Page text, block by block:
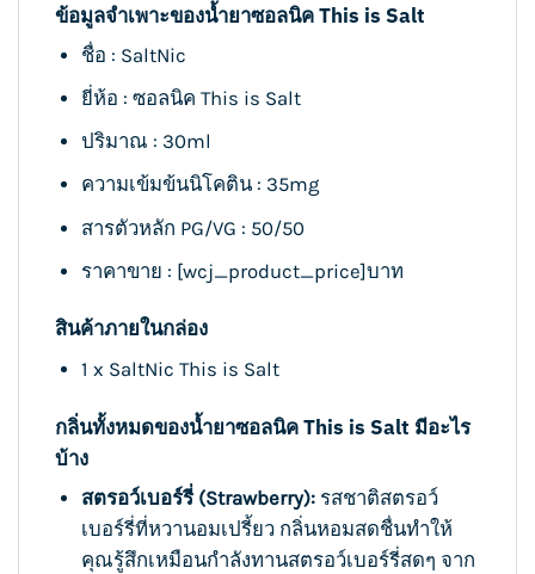
ข้อมูลจำเพาะของน้ำยาซอลนิค This is Salt
ชื่อ : SaltNic
ยี่ห้อ : ซอลนิค This is Salt
ปริมาณ : 30ml
ความเข้มข้นนิโคติน : 35mg
สารตัวหลัก PG/VG : 50/50
ราคาขาย : [wcj_product_price]บาท
สินค้าภายในกล่อง
1 x SaltNic This is Salt
กลิ่นทั้งหมดของน้ำยาซอลนิค This is Salt มีอะไร
บ้าง
สตรอว์เบอร์รี่ (Strawberry):รสชาติสตรอว์
เบอร์รี่ที่หวานอมเปรี้ยว กลิ่นหอมสดชื่นทำให้
คุณรู้สึกเหมือนกำลังทานสตรอว์เบอร์รี่สดๆ จาก